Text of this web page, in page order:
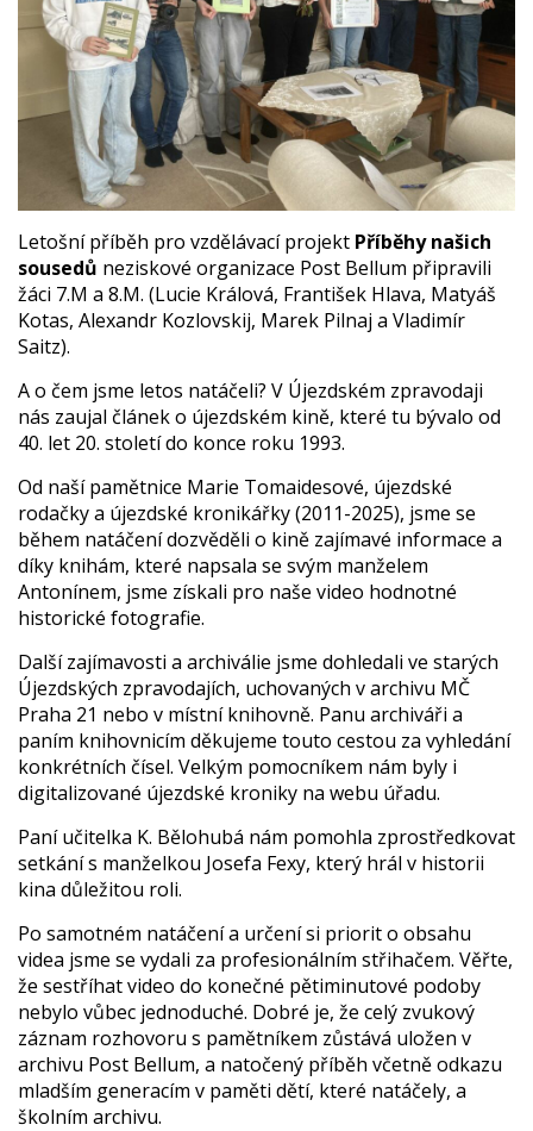
Letošní příběh pro vzdělávací projekt Příběhy našich
sousedů neziskové organizace Post Bellum připravili
žáci 7.M a 8.M. (Lucie Králová, František Hlava, Matyáš
Kotas, Alexandr Kozlovskij, Marek Pilnaj a Vladimír
Saitz).
A o čem jsme letos natáčeli? V Újezdském zpravodaji
nás zaujal článek o újezdském kině, které tu bývalo od
40. let 20. století do konce roku 1993.
Od naší pamětnice Marie Tomaidesové, újezdské
rodačky a újezdské kronikářky (2011-2025), jsme se
během natáčení dozvěděli o kině zajímavé informace a
díky knihám, které napsala se svým manželem
Antonínem, jsme získali pro naše video hodnotné
historické fotografie.
Další zajímavosti a archiválie jsme dohledali ve starých
Újezdských zpravodajích, uchovaných v archivu MČ
Praha 21 nebo v místní knihovně. Panu archiváři a
paním knihovnicím děkujeme touto cestou za vyhledání
konkrétních čísel. Velkým pomocníkem nám byly i
digitalizované újezdské kroniky na webu úřadu.
Paní učitelka K. Bělohubá nám pomohla zprostředkovat
setkání s manželkou Josefa Fexy, který hrál v historii
kina důležitou roli.
Po samotném natáčení a určení si priorit o obsahu
videa jsme se vydali za profesionálním střihačem. Věřte,
že sestříhat video do konečné pětiminutové podoby
nebylo vůbec jednoduché. Dobré je, že celý zvukový
záznam rozhovoru s pamětníkem zůstává uložen v
archivu Post Bellum, a natočený příběh včetně odkazu
mladším generacím v paměti dětí, které natáčely, a
školním archivu.